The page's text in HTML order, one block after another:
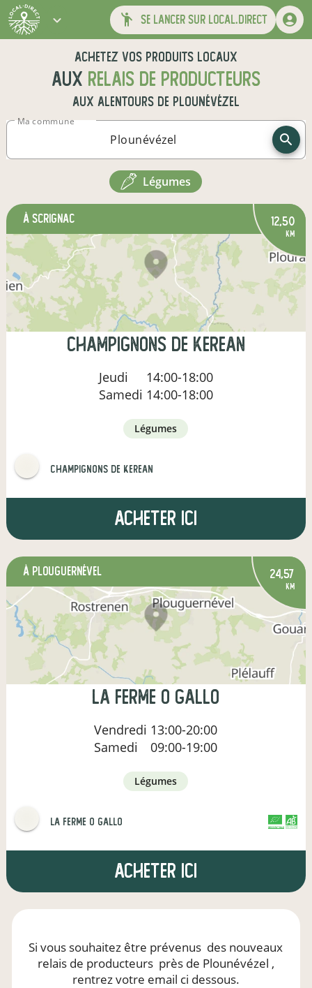
se lancer sur local.direct
Achetez vos produits locaux
aux relais de producteurs
aux alentours de Plounévézel
Ma commune
légumes
à Scrignac 12,50
km
champignons de kerean
Jeudi
14:00-18:00
Samedi 14:00-18:00
légumes
champignons de kerean
Acheter ici
à Plouguernével 24,57
km
la ferme o gallo
Vendredi 13:00-20:00
Samedi
09:00-19:00
légumes
la ferme o gallo CERTIFIÉ PAR FR-BIO-01
AGRICULTURE FRANCE
Acheter ici
Si vous souhaitez être prévenus des nouveaux
relais de producteurs près de Plounévézel ,
rentrez votre email ci dessous.